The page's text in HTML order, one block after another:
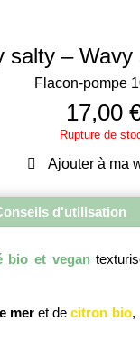
salty – Wavy
Flacon-pompe
17,00
Rupture de
Ajouter à ma
d'utilisation
bio et vegan
meret decitron bio,